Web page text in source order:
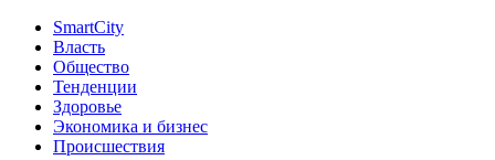
SmartCity
Власть
Общество
Тенденции
Здоровье
Экономика и бизнес
Происшествия